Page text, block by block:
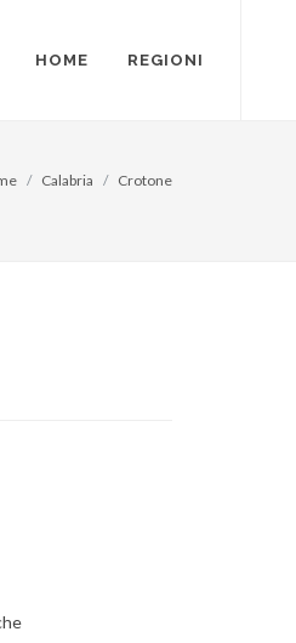
HOME REGIONI
Calabria Crotone